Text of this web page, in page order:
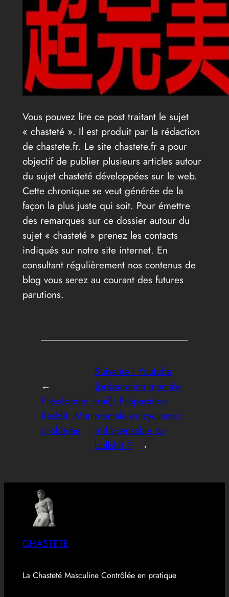
Vous pouvez lire ce post traitant le sujet
« chasteté ». Il est produit par la rédaction
de chastete.fr. Le site chastete.fr a pour
objectif de publier plusieurs articles autour
du sujet chasteté développées sur le web.
Cette chronique se veut générée de la
façon la plus juste qui soit. Pour émettre
des remarques sur ce dossier autour du
sujet « chasteté » prenez les contacts
indiqués sur notre site internet. En
consultant régulièrement nos contenus de
blog vous serez au courant des futures
parutions.
←
Précédente :
Reddit: Mon
problème
Suivante : Youtube
(préparation mentale
trail): Préparation
mentale en cyclisme :
indispensable ou
bullshit ? →
CHASTETE
La Chasteté Masculine Contrôlée en pratique